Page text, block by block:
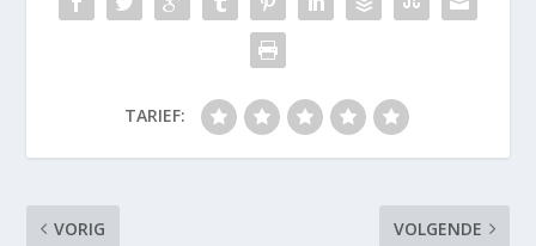
TARIEF:
VORIG VOLGENDE